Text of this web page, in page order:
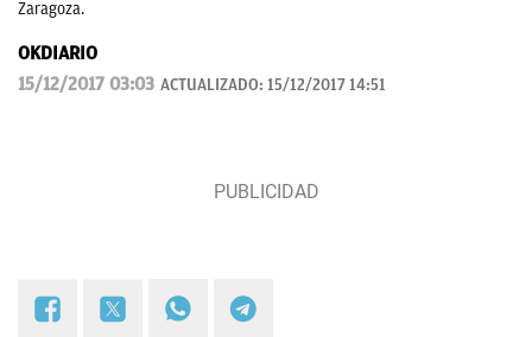
Zaragoza.
OKDIARIO
15/12/2017 03:03 ACTUALIZADO: 15/12/2017 14:51